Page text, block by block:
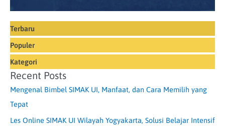
Terbaru
Populer
Kategori
Recent Posts
Mengenal Bimbel SIMAK UI, Manfaat, dan Cara Memilih yang
Tepat
Les Online SIMAK UI Wilayah Yogyakarta, Solusi Belajar Intensif